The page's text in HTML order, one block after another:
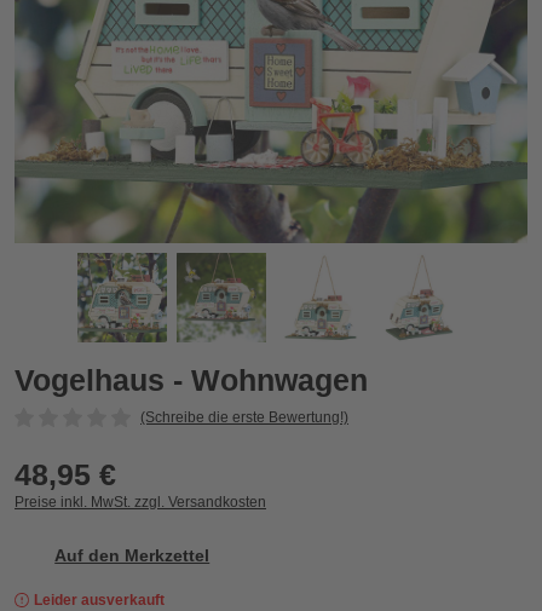
Vogelhaus - Wohnwagen
Zurück
Vogelhaus - Wohnwagen
(Schreibe die erste Bewertung!)
48,95 €
Preise inkl. MwSt. zzgl. Versandkosten
Auf den Merkzettel
Leider ausverkauft